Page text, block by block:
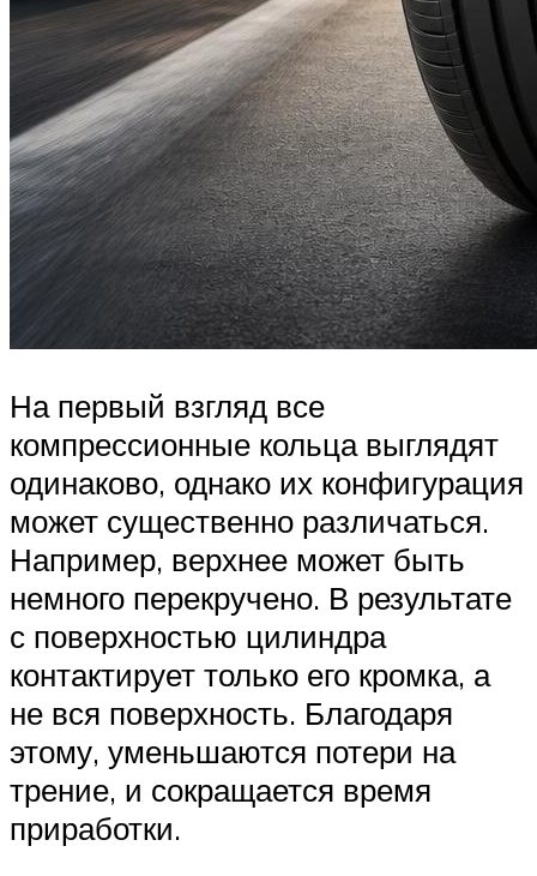
На первый взгляд все
компрессионные кольца выглядят
одинаково, однако их конфигурация
может существенно различаться.
Например, верхнее может быть
немного перекручено. В результате
с поверхностью цилиндра
контактирует только его кромка, а
не вся поверхность. Благодаря
этому, уменьшаются потери на
трение, и сокращается время
приработки.